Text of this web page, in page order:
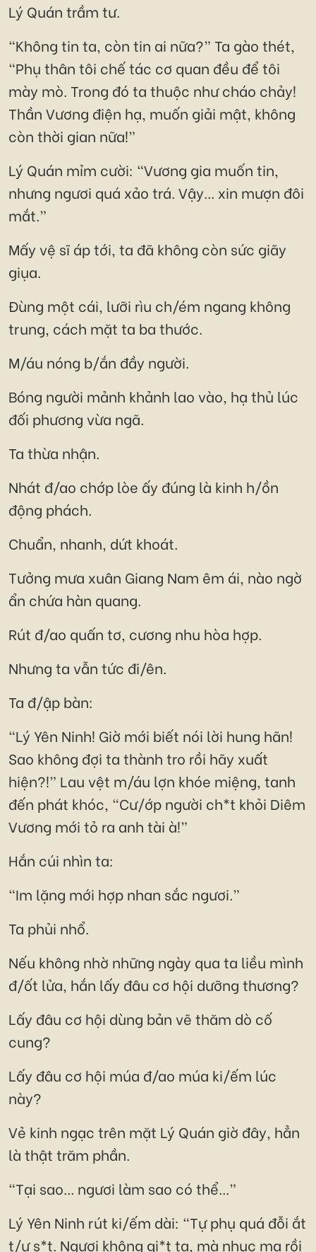
Lý Quán trầm tư.
“Không tin ta, còn tin ai nữa?” Ta gào thét,
“Phụ thân tôi chế tác cơ quan đều để tôi
mày mò. Trong đó ta thuộc như cháo chảy!
Thần Vương điện hạ, muốn giải mật, không
còn thời gian nữa!”
Lý Quán mỉm cười: “Vương gia muốn tin,
nhưng ngươi quá xảo trá. Vậy... xin mượn đôi
mắt.”
Mấy vệ sĩ áp tới, ta đã không còn sức giãy
giụa.
Đùng một cái, lưỡi rìu ch/ém ngang không
trung, cách mặt ta ba thước.
M/áu nóng b/ắn đầy người.
Bóng người mảnh khảnh lao vào, hạ thủ lúc
đối phương vừa ngã.
Ta thừa nhận.
Nhát đ/ao chớp lòe ấy đúng là kinh h/ồn
động phách.
Chuẩn, nhanh, dứt khoát.
Tưởng mưa xuân Giang Nam êm ái, nào ngờ
ẩn chứa hàn quang.
Rút đ/ao quấn tơ, cương nhu hòa hợp.
Nhưng ta vẫn tức đi/ên.
Ta đ/ập bàn:
“Lý Yên Ninh! Giờ mới biết nói lời hung hãn!
Sao không đợi ta thành tro rồi hãy xuất
hiện?!” Lau vệt m/áu lợn khóe miệng, tanh
đến phát khóc, “Cư/ớp người ch*t khỏi Diêm
Vương mới tỏ ra anh tài à!”
Hắn cúi nhìn ta:
“Im lặng mới hợp nhan sắc ngươi.”
Ta phủi nhổ.
Nếu không nhờ những ngày qua ta liều mình
đ/ốt lửa, hắn lấy đâu cơ hội dưỡng thương?
Lấy đâu cơ hội dùng bản vẽ thăm dò cố
cung?
Lấy đâu cơ hội múa đ/ao múa ki/ếm lúc
này?
Vẻ kinh ngạc trên mặt Lý Quán giờ đây, hẳn
là thật trăm phần.
“Tại sao... ngươi làm sao có thể...”
Lý Yên Ninh rút ki/ếm dài: “Tự phụ quá đỗi ắt
t/ự s*t. Ngươi không gi*t ta, mà nhục mạ rồi